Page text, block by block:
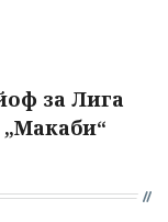
за Лига
„Макаби“